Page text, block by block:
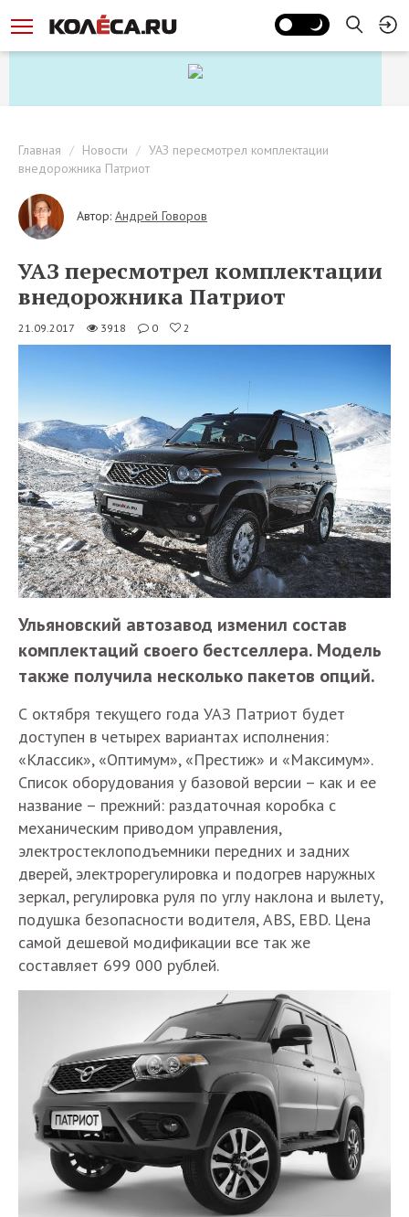
Главная Новости
УАЗ пересмотрел комплектации
внедорожника Патриот
Автор: Андрей Говоров
УАЗ пересмотрел комплектации
внедорожника Патриот
21.09.2017 3918 0 2
Ульяновский автозавод изменил состав
комплектаций своего бестселлера. Модель
также получила несколько пакетов опций.
С октября текущего года УАЗ Патриот будет
доступен в четырех вариантах исполнения:
«Классик», «Оптимум», «Престиж» и «Максимум».
Список оборудования у базовой версии – как и ее
название – прежний: раздаточная коробка с
механическим приводом управления,
электростеклоподъемники передних и задних
дверей, электрорегулировка и подогрев наружных
зеркал, регулировка руля по углу наклона и вылету,
подушка безопасности водителя, ABS, EBD. Цена
самой дешевой модификации все так же
составляет 699 000 рублей.